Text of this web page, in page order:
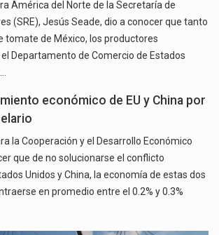
América del Norte de la Secretaría de
(SRE), Jesús Seade, dio a conocer que tanto
tomate de México, los productores
Departamento de Comercio de Estados
económico de EU y China por
la Cooperación y el Desarrollo Económico​
que de no solucionarse el conflicto
Unidos y China, la economía de estas dos
en promedio entre el 0.2% y 0.3%